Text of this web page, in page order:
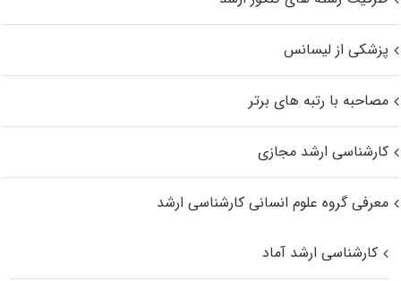
پزشکی از لیسانس
مصاحبه با رتبه های برتر
کارشناسی ارشد مجازی
معرفی گروه علوم انسانی کارشناسی ارشد
کارشناسی ارشد آماد